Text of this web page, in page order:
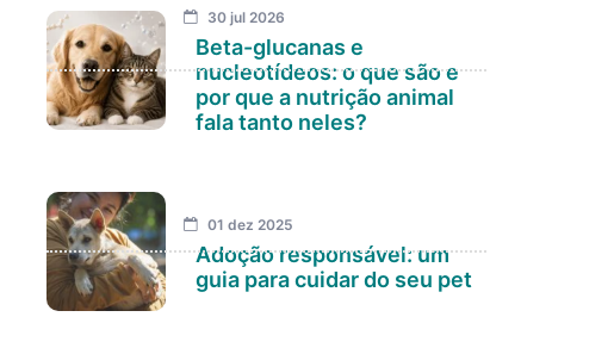
30 jul 2026
Beta-glucanas e
nucleotídeos: o que são e
por que a nutrição animal
fala tanto neles?
01 dez 2025
Adoção responsável: um
guia para cuidar do seu pet